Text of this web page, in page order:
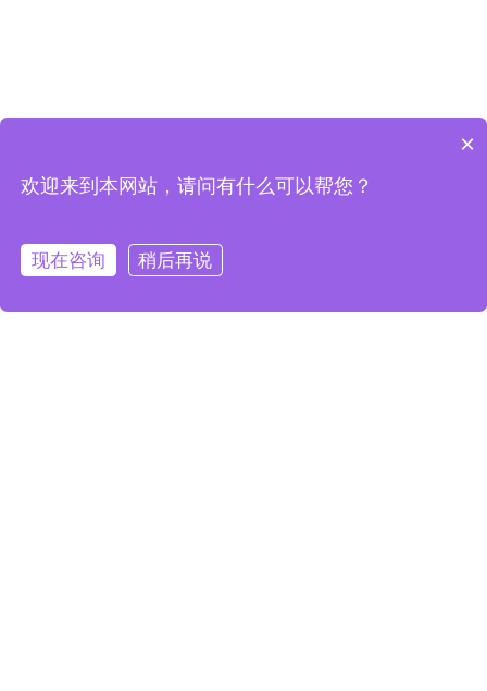
×
欢迎来到本网站，请问有什么可以帮您？
现在咨询 稍后再说